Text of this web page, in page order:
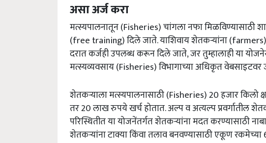
असा अर्ज करा
मत्स्यपालनातून (Fisheries) चांगला नफा मिळविण्यासाठी
(free training) दिले जाते. याशिवाय शेतकऱ्यांना
दरात कर्जही उपलब्ध करून दिले जाते, जर तुम्हालाही या
मत्स्यव्यवसाय (Fisheries) विभागाच्या अधिकृत
शेतकऱ्याला मत्स्यपालनासाठी (Fisheries) 20 हजार किलो
तर 20 लाख रुपये खर्च होतात. अल्प व अत्यल्प प्रवर्गातील
परिस्थितीत या योजनेंतर्गत शेतकऱ्यांना मदत करण्यासाठी
शेतकऱ्यांना टाक्या किंवा तलाव बनवण्यासाठी एकूण